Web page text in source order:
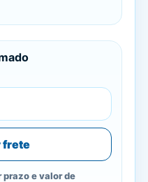
frete
prazo e valor de